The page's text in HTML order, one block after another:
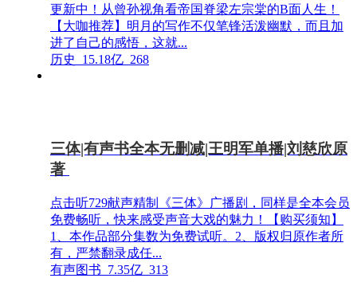
更新中！从曾孙视角看帝国脊梁左宗棠的B面人生！
【大咖推荐】明月的写作不仅笔锋活泼幽默，而且加
进了自己的感悟，这就...
历史
15.18亿 268
三体|有声书全本无删减|王明军单播|刘慈欣原
著
点击听729献声精制《三体》广播剧，同样是全本会员
免费畅听，快来感受声音大戏的魅力！【购买须知】
1、本作品部分集数为免费试听。2、版权归原作者所
有，严禁翻录成任...
有声图书 7.35亿 313